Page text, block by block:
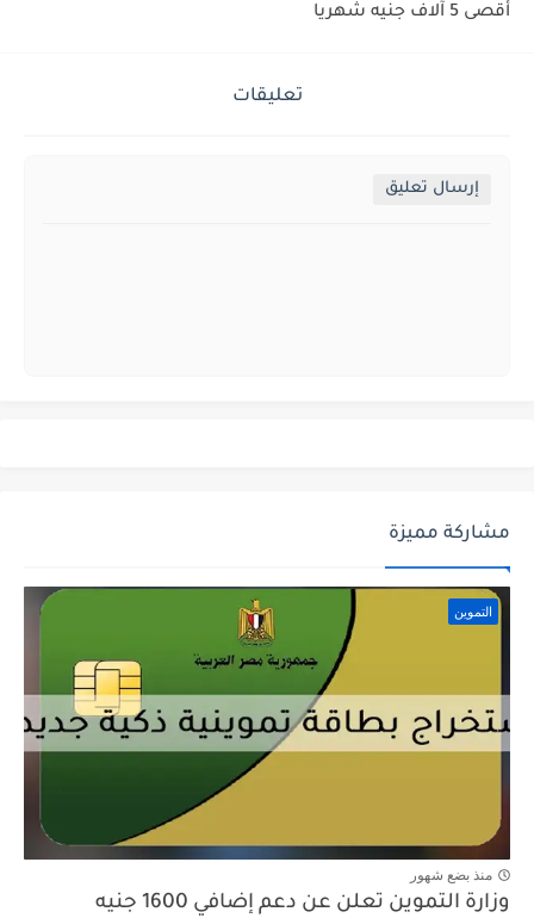
أقصى 5 آلاف جنيه شهريا
تعليقات
إرسال تعليق
مشاركة مميزة
التموين
منذ بضع شهور
وزارة التموين تعلن عن دعم إضافي 1600 جنيه